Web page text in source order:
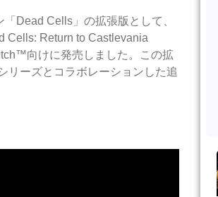
Dead Cells」の拡張版として、
Cells: Return to Castlevania
向けに発売しました。この拡
リーズとコラボレーションした追